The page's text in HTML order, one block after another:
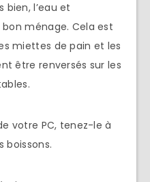
bien, l’eau et
ménage. Cela est
miettes de pain et les
être renversés sur les
votre PC, tenez-le à
boissons.